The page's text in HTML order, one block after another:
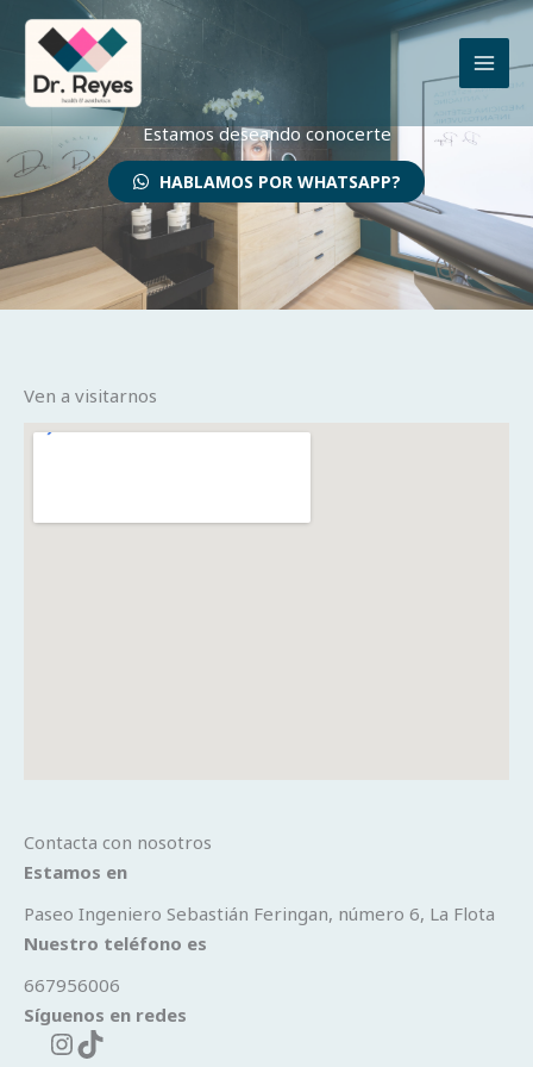
contenido
Estamos deseando conocerte
HABLAMOS POR WHATSAPP?
Ven a visitarnos
Contacta con nosotros
Estamos en
Paseo Ingeniero Sebastián Feringan, número 6, La Flota
Nuestro teléfono es
667956006
Síguenos en redes
Instagram
TikTok